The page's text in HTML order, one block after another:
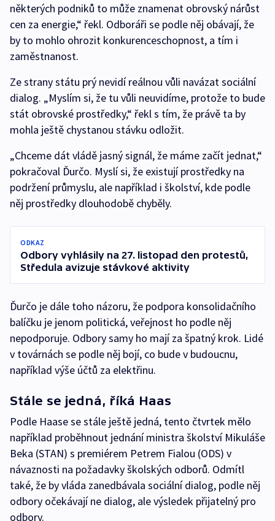
některých podniků to může znamenat obrovský nárůst
cen za energie,“ řekl. Odboráři se podle něj obávají, že
by to mohlo ohrozit konkurenceschopnost, a tím i
zaměstnanost.
Ze strany státu prý nevidí reálnou vůli navázat sociální
dialog. „Myslím si, že tu vůli neuvidíme, protože to bude
stát obrovské prostředky,“ řekl s tím, že právě ta by
mohla ještě chystanou stávku odložit.
„Chceme dát vládě jasný signál, že máme začít jednat,“
pokračoval Ďurčo. Myslí si, že existují prostředky na
podržení průmyslu, ale například i školství, kde podle
něj prostředky dlouhodobě chyběly.
ODKAZ
Odbory vyhlásily na 27. listopad den protestů,
Středula avizuje stávkové aktivity
Ďurčo je dále toho názoru, že podpora konsolidačního
balíčku je jenom politická, veřejnost ho podle něj
nepodporuje. Odbory samy ho mají za špatný krok. Lidé
v továrnách se podle něj bojí, co bude v budoucnu,
například výše účtů za elektřinu.
Stále se jedná, říká Haas
Podle Haase se stále ještě jedná, tento čtvrtek mělo
například proběhnout jednání ministra školství Mikuláše
Beka (STAN) s premiérem Petrem Fialou (ODS) v
návaznosti na požadavky školských odborů. Odmítl
také, že by vláda zanedbávala sociální dialog, podle něj
odbory očekávají ne dialog, ale výsledek přijatelný pro
odbory.